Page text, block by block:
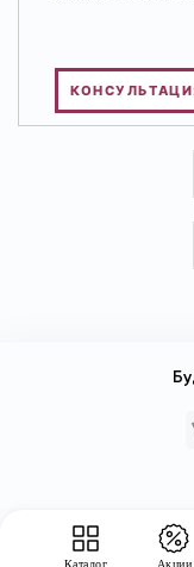
Каталог Акции